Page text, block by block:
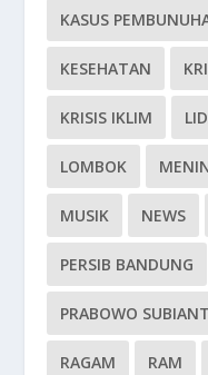
KASUS
KESEHATAN
KRISIS IKLIM
LOMBOK
MUSIK NEWS
PERSIB BANDUNG
PRABOWO
RAGAM RAM